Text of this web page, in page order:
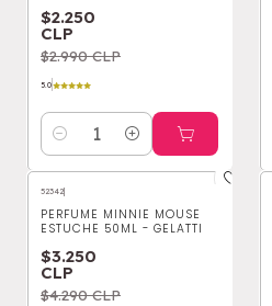
$2.250
CLP
$2.990 CLP
5.0
Cantidad
-24%OFF
52342|
PERFUME MINNIE MOUSE
ESTUCHE 50ML - GELATTI
$3.250
CLP
$4.290 CLP